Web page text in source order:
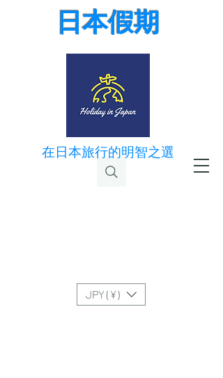
日本假期
在日本旅行的明智之選
JPY (¥)